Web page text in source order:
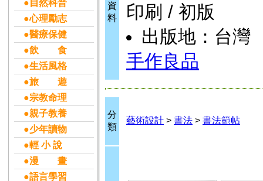
●自然科普
●心理勵志
●醫療保健
●飲 食
●生活風格
●旅 遊
●宗教命理
●親子教養
●少年讀物
●輕 小 說
●漫 畫
●語言學習
資
料
印刷 / 初版
出版地：台灣
手作良品
分
類
藝術設計 > 書法 > 書法範帖